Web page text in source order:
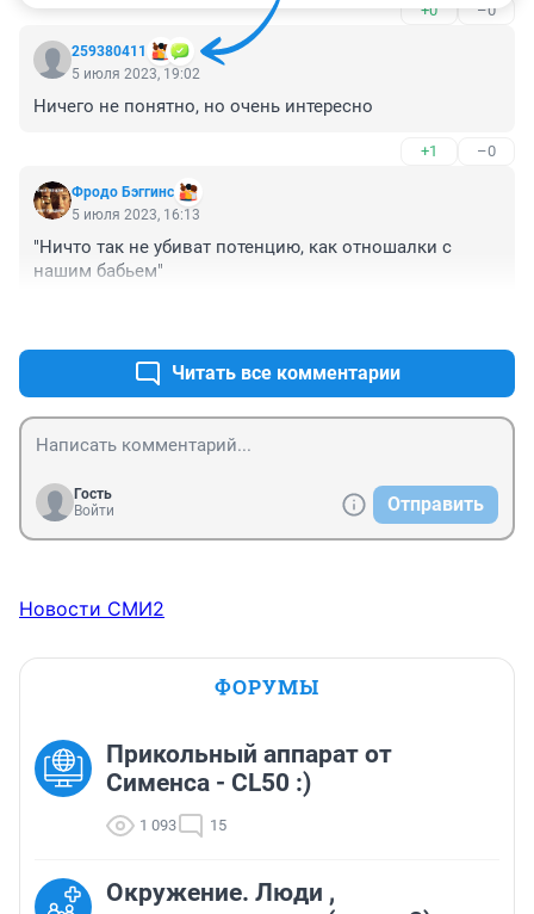
+0 –0
259380411
5 июля 2023, 19:02
Ничего не понятно, но очень интересно
+1 –0
Фродо Бэггинс
5 июля 2023, 16:13
"Ничто так не убиват потенцию, как отношалки с
нашим бабьем"
Читать все комментарии
Гость
Войти
Отправить
Новости СМИ2
ФОРУМЫ
Прикольный аппарат от
Сименса - CL50 :)
1 093 15
Окружение. Люди ,